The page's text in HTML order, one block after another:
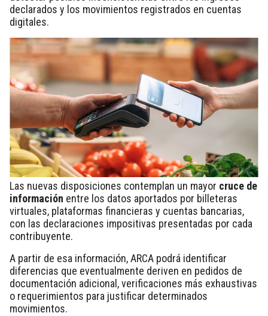
declarados y los movimientos registrados en cuentas
digitales.
Las nuevas disposiciones contemplan un mayor cruce de
información entre los datos aportados por billeteras
virtuales, plataformas financieras y cuentas bancarias,
con las declaraciones impositivas presentadas por cada
contribuyente.
A partir de esa información, ARCA podrá identificar
diferencias que eventualmente deriven en pedidos de
documentación adicional, verificaciones más exhaustivas
o requerimientos para justificar determinados
movimientos.